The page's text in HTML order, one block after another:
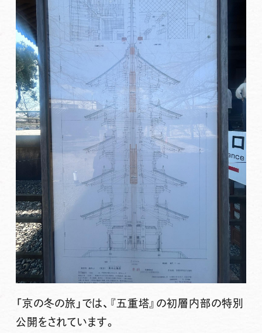
「京の冬の旅」では、『五重塔』の初層内部の特別
公開をされています。